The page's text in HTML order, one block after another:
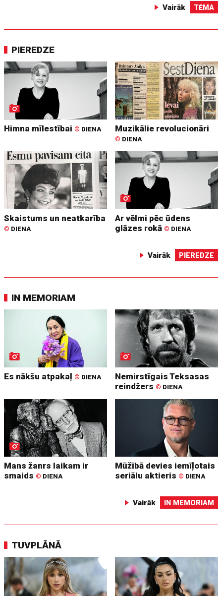
Vairāk TĒMA
PIEREDZE
Himna mīlestībai © DIENA Muzikālie revolucionāri
© DIENA
Skaistums un neatkarība
© DIENA
Ar vēlmi pēc ūdens
glāzes rokā © DIENA
Vairāk PIEREDZE
IN MEMORIAM
Es nākšu atpakaļ © DIENA
Nemirstīgais Teksasas
reindžers © DIENA
Mans žanrs laikam ir
smaids © DIENA
Mūžībā devies iemīļotais
seriālu aktieris © DIENA
Vairāk IN MEMORIAM
TUVPLĀNĀ